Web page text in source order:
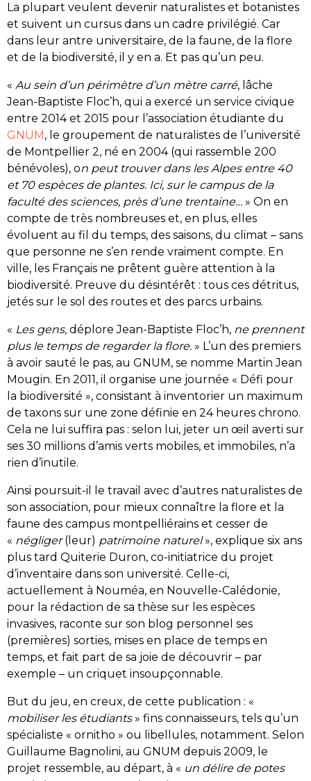
La plupart veulent devenir naturalistes et botanistes
et suivent un cursus dans un cadre privilégié. Car
dans leur antre universitaire, de la faune, de la flore
et de la biodiversité, il y en a. Et pas qu’un peu.
« Au sein d’un périmètre d’un mètre carré, lâche
Jean-Baptiste Floc’h, qui a exercé un service civique
entre 2014 et 2015 pour l’association étudiante du
GNUM , le groupement de naturalistes de l’université
de Montpellier 2, né en 2004 (qui rassemble 200
bénévoles), on peut trouver dans les Alpes entre 40
et 70 espèces de plantes. Ici, sur le campus de la
faculté des sciences, près d’une trentaine… » On en
compte de très nombreuses et, en plus, elles
évoluent au fil du temps, des saisons, du climat – sans
que personne ne s’en rende vraiment compte. En
ville, les Français ne prêtent guère attention à la
biodiversité. Preuve du désintérêt : tous ces détritus,
jetés sur le sol des routes et des parcs urbains.
« Les gens, déplore Jean-Baptiste Floc’h, ne prennent
plus le temps de regarder la flore. » L’un des premiers
à avoir sauté le pas, au GNUM, se nomme Martin Jean
Mougin. En 2011, il organise une journée « Défi pour
la biodiversité », consistant à inventorier un maximum
de taxons sur une zone définie en 24 heures chrono.
Cela ne lui suffira pas : selon lui, jeter un œil averti sur
ses 30 millions d’amis verts mobiles, et immobiles, n’a
rien d’inutile.
Ainsi poursuit-il le travail avec d’autres naturalistes de
son association, pour mieux connaître la flore et la
faune des campus montpelliérains et cesser de
« négliger(leur) patrimoine naturel», explique six ans
plus tard Quiterie Duron, co-initiatrice du projet
d’inventaire dans son université. Celle-ci,
actuellement à Nouméa, en Nouvelle-Calédonie,
pour la rédaction de sa thèse sur les espèces
invasives, raconte sur son blog personnel ses
(premières) sorties, mises en place de temps en
temps, et fait part de sa joie de découvrir – par
exemple – un criquet insoupçonnable.
But du jeu, en creux, de cette publication : «
mobiliser les étudiants» fins connaisseurs, tels qu’un
spécialiste « ornitho » ou libellules, notamment. Selon
Guillaume Bagnolini, au GNUM depuis 2009, le
projet ressemble, au départ, à « un délire de potes